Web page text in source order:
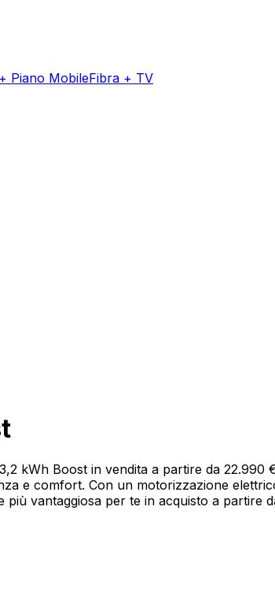
Piano MobileFibra + TV
kWh Boost in vendita a partire da
e comfort. Con un motorizzazione
vantaggiosa per te in acquisto a partire